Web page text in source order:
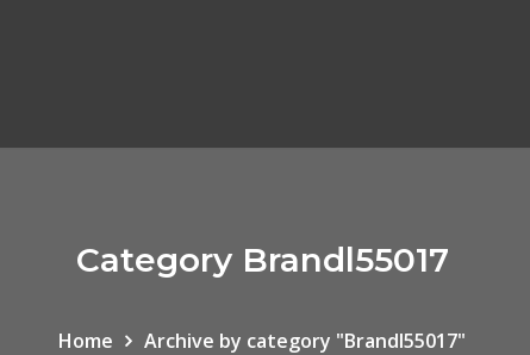
Category Brandl55017
Home Archive by category "Brandl55017"